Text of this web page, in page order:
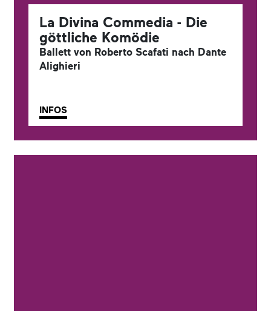
La Divina Commedia - Die
göttliche Komödie
Ballett von Roberto Scafati nach Dante
Alighieri
INFOS